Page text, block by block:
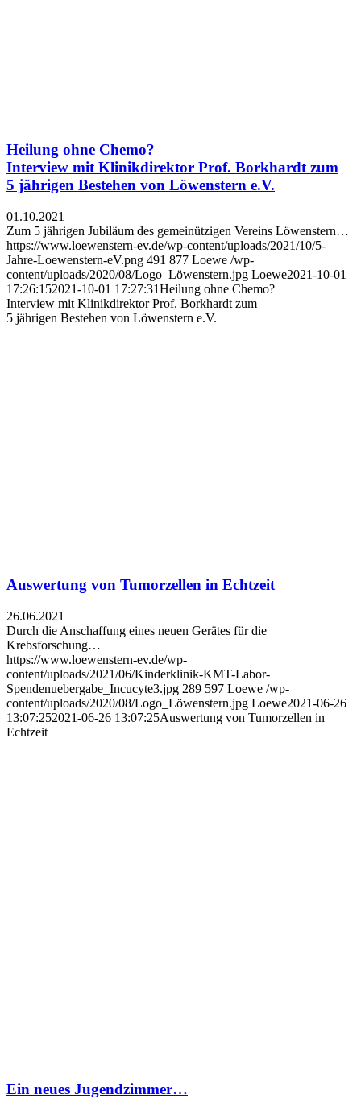
Heilung ohne Chemo?
Interview mit Klinikdirektor Prof. Borkhardt zum
5 jährigen Bestehen von Löwenstern e.V.
01.10.2021
Zum 5 jährigen Jubiläum des gemeinützigen Vereins Löwenstern…
https://www.loewenstern-ev.de/wp-content/uploads/2021/10/5-
Jahre-Loewenstern-eV.png 491 877 Loewe /wp-
content/uploads/2020/08/Logo_Löwenstern.jpg Loewe2021-10-01
17:26:152021-10-01 17:27:31Heilung ohne Chemo?
Interview mit Klinikdirektor Prof. Borkhardt zum
5 jährigen Bestehen von Löwenstern e.V.
Auswertung von Tumorzellen in Echtzeit
26.06.2021
Durch die Anschaffung eines neuen Gerätes für die
Krebsforschung…
https://www.loewenstern-ev.de/wp-
content/uploads/2021/06/Kinderklinik-KMT-Labor-
Spendenuebergabe_Incucyte3.jpg 289 597 Loewe /wp-
content/uploads/2020/08/Logo_Löwenstern.jpg Loewe2021-06-26
13:07:252021-06-26 13:07:25Auswertung von Tumorzellen in
Echtzeit
Ein neues Jugendzimmer…